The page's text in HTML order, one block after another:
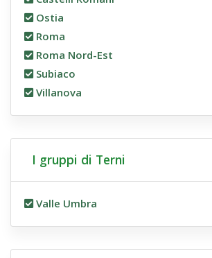
Ostia
Roma
Roma Nord-Est
Subiaco
Villanova
I gruppi di Terni
Valle Umbra